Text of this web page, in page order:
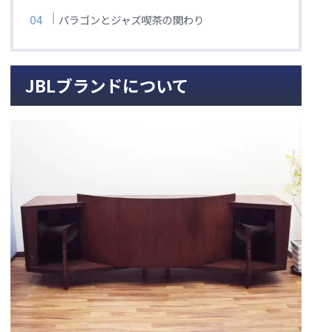
パラゴンとジャズ喫茶の関わり
JBLブランドについて